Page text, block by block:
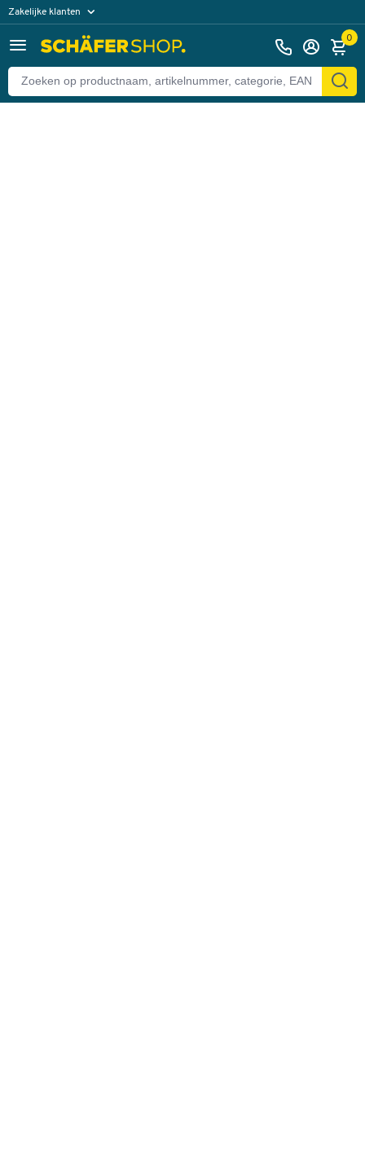
Zakelijke klanten
Particuliere klanten 0
Terug